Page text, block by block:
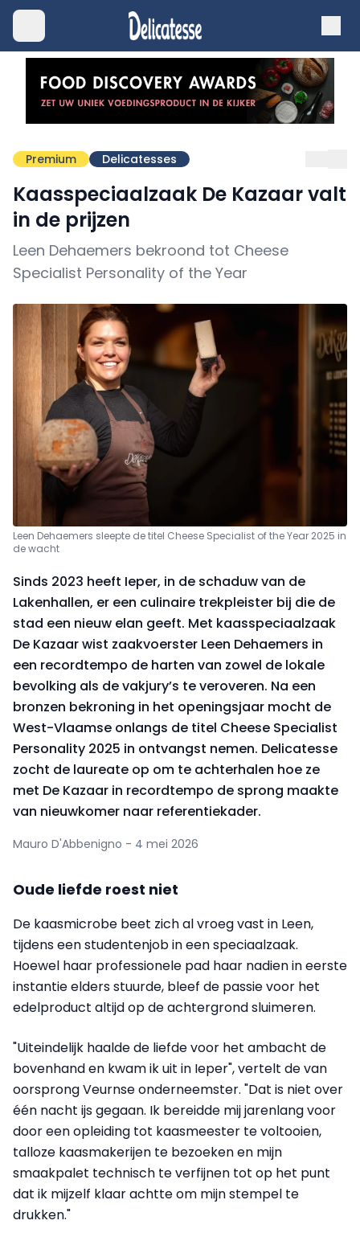
Premium Delicatesses
Kaasspeciaalzaak De Kazaar valt
in de prijzen
Leen Dehaemers bekroond tot Cheese
Specialist Personality of the Year
Leen Dehaemers sleepte de titel Cheese Specialist of the Year 2025 in
de wacht
Sinds 2023 heeft Ieper, in de schaduw van de
Lakenhallen, er een culinaire trekpleister bij die de
stad een nieuw elan geeft. Met kaasspeciaalzaak
De Kazaar wist zaakvoerster Leen Dehaemers in
een recordtempo de harten van zowel de lokale
bevolking als de vakjury’s te veroveren. Na een
bronzen bekroning in het openingsjaar mocht de
West-Vlaamse onlangs de titel Cheese Specialist
Personality 2025 in ontvangst nemen. Delicatesse
zocht de laureate op om te achterhalen hoe ze
met De Kazaar in recordtempo de sprong maakte
van nieuwkomer naar referentiekader.
Mauro D'Abbenigno - 4 mei 2026
Oude liefde roest niet
De kaasmicrobe beet zich al vroeg vast in Leen,
tijdens een studentenjob in een speciaalzaak.
Hoewel haar professionele pad haar nadien in eerste
instantie elders stuurde, bleef de passie voor het
edelproduct altijd op de achtergrond sluimeren.
"Uiteindelijk haalde de liefde voor het ambacht de
bovenhand en kwam ik uit in Ieper", vertelt de van
oorsprong Veurnse onderneemster. "Dat is niet over
één nacht ijs gegaan. Ik bereidde mij jarenlang voor
door een opleiding tot kaasmeester te voltooien,
talloze kaasmakerijen te bezoeken en mijn
smaakpalet technisch te verfijnen tot op het punt
dat ik mijzelf klaar achtte om mijn stempel te
drukken."